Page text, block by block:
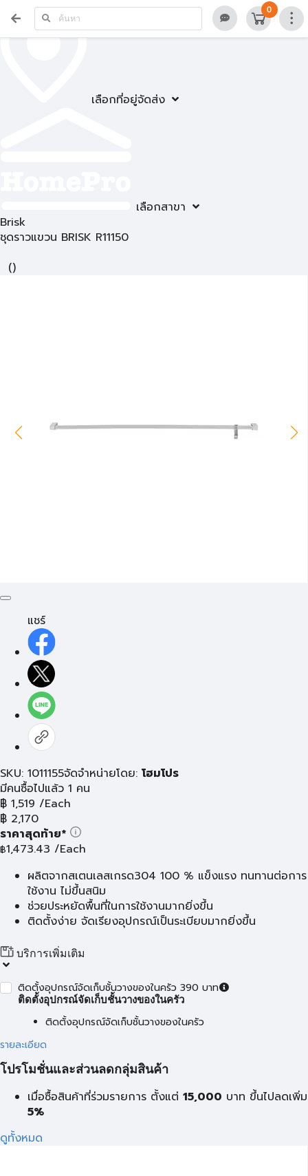
เลือกที่อยู่จัดส่ง
เลือกสาขา
0
Brisk
ชุดราวแขวน BRISK R11150
()
แชร์
SKU: 1011155จัดจำหน่ายโดย: โฮมโปร
มีคนซื้อไปแล้ว 1 คน
฿ 1,519 /Each
฿ 2,170
ราคาสุดท้าย*
฿1,473.43 /Each
ผลิตจากสเตนเลสเกรด304 100 % แข็งแรง ทนทานต่อการ
ใช้งาน ไม่ขึ้นสนิม
ช่วยประหยัดพื้นที่ในการใช้งานมากยิ่งขึ้น
ติดตั้งง่าย จัดเรียงอุปกรณ์เป็นระเบียบมากยิ่งขึ้น
บริการเพิ่มเติม
ติดตั้งอุปกรณ์จัดเก็บชั้นวางของในครัว 390 บาท
ติดตั้งอุปกรณ์จัดเก็บชั้นวางของในครัว
ติดตั้งอุปกรณ์จัดเก็บชั้นวางของในครัว
รายละเอียด
โปรโมชั่นและส่วนลดกลุ่มสินค้า
เมื่อซื้อสินค้าที่ร่วมรายการ ตั้งแต่ 15,000 บาท ขึ้นไปลดเพิ่ม
5%
ดูทั้งหมด